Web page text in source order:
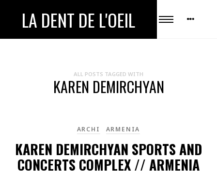
LA DENT DE L'OEIL
ALL POSTS TAGGED WITH
KAREN DEMIRCHYAN
ARCHI ARMENIA
KAREN DEMIRCHYAN SPORTS AND
CONCERTS COMPLEX // ARMENIA